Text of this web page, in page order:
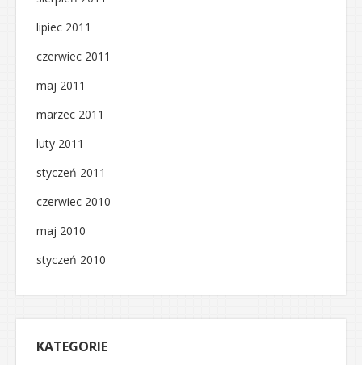
lipiec 2011
czerwiec 2011
maj 2011
marzec 2011
luty 2011
styczeń 2011
czerwiec 2010
maj 2010
styczeń 2010
KATEGORIE